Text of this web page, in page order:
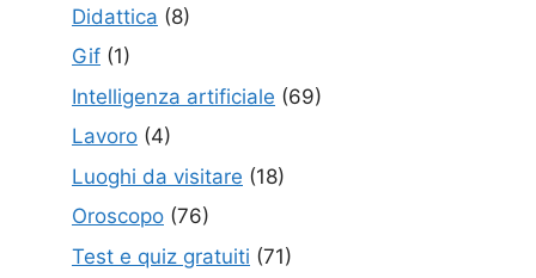
Didattica (8)
Gif (1)
Intelligenza artificiale (69)
Lavoro (4)
Luoghi da visitare (18)
Oroscopo (76)
Test e quiz gratuiti (71)